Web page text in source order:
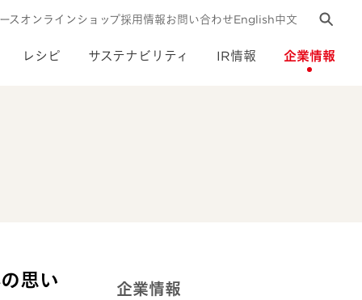
レシピ サステナビリティ IR情報 企業情報
スオンラインショップ採用情報お問い合わせEnglish中文
思い
企業情報